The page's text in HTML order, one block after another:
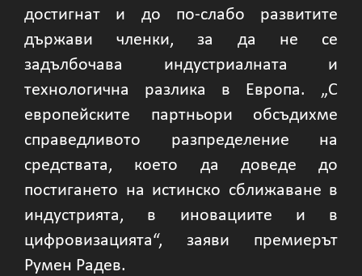
достигнат и до по-слабо развитите
държави членки, за да не се
задълбочава индустриалната и
технологична разлика в Европа. „С
европейските партньори обсъдихме
справедливото разпределение на
средствата, което да доведе до
постигането на истинско сближаване в
индустрията, в иновациите и в
цифровизацията“, заяви премиерът
Румен Радев.